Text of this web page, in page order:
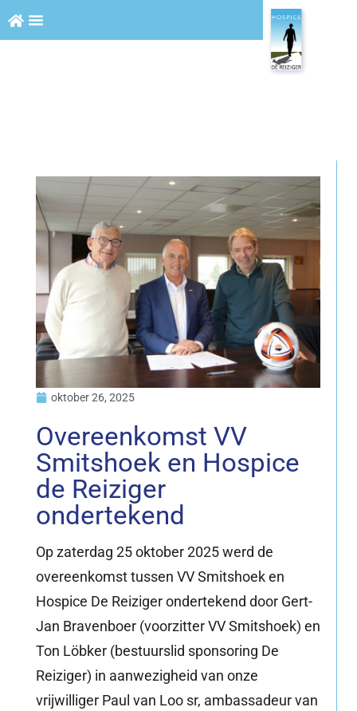
oktober 26, 2025
Overeenkomst VV
Smitshoek en Hospice
de Reiziger
ondertekend
Op zaterdag 25 oktober 2025 werd de
overeenkomst tussen VV Smitshoek en
Hospice De Reiziger ondertekend door Gert-
Jan Bravenboer (voorzitter VV Smitshoek) en
Ton Löbker (bestuurslid sponsoring De
Reiziger) in aanwezigheid van onze
vrijwilliger Paul van Loo sr, ambassadeur van